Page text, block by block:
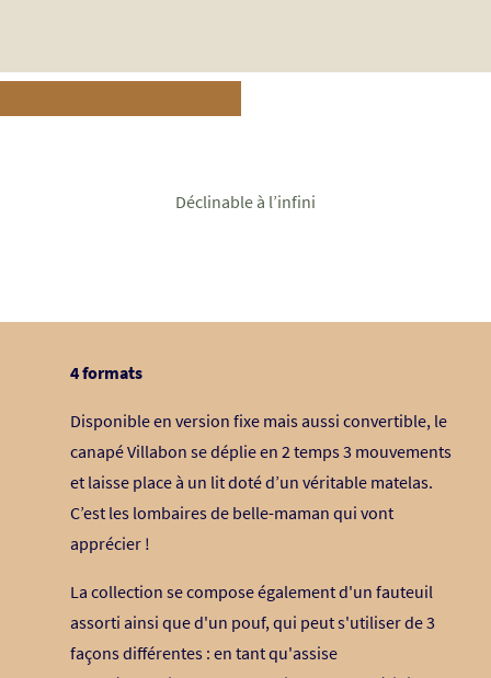
Déclinable à l’infini
4 formats
Disponible en version fixe mais aussi convertible, le
canapé Villabon se déplie en 2 temps 3 mouvements
et laisse place à un lit doté d’un véritable matelas.
C’est les lombaires de belle-maman qui vont
apprécier !
La collection se compose également d'un fauteuil
assorti ainsi que d'un pouf, qui peut s'utiliser de 3
façons différentes : en tant qu'assise